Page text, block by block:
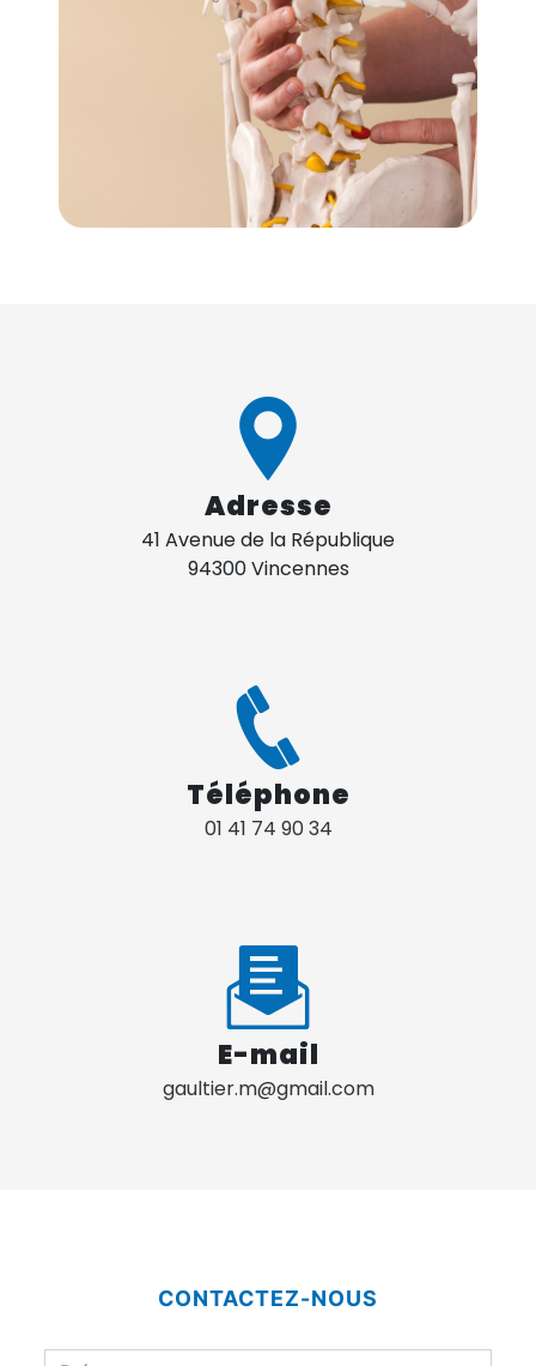
Adresse
41 Avenue de la République
94300 Vincennes
Téléphone
01 41 74 90 34
E-mail
gaultier.m@gmail.com
CONTACTEZ-NOUS